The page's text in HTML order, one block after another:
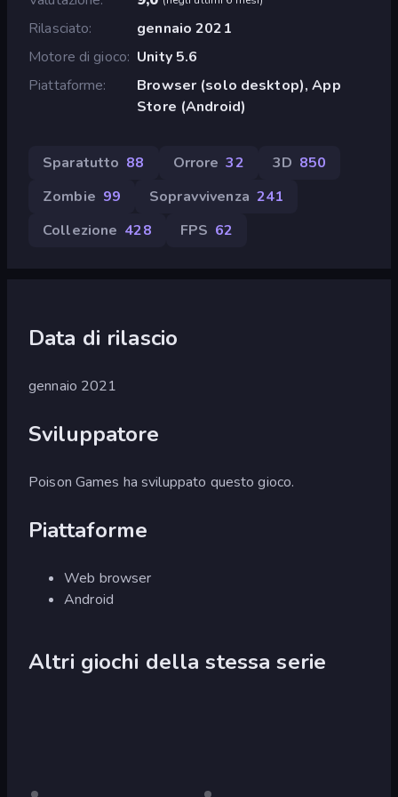
Rilasciato
gennaio 2021
Motore di gioco Unity 5.6
Piattaforme
Browser (solo desktop), App
Store (Android)
Sparatutto 88 Orrore 32 3D 850
Zombie 99 Sopravvivenza 241
Collezione 428 FPS 62
Data di rilascio
gennaio 2021
Sviluppatore
Poison Games ha sviluppato questo gioco.
Piattaforme
Web browser
Android
Altri giochi della stessa serie